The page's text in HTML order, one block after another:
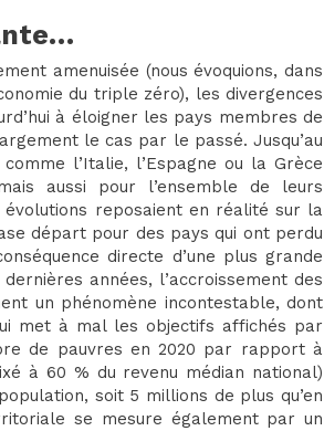
amenuisée (nous évoquions, dans
du triple zéro), les divergences
à éloigner les pays membres de
le cas par le passé. Jusqu’au
l’Italie, l’Espagne ou la Grèce
aussi pour l’ensemble de leurs
reposaient en réalité sur la
départ pour des pays qui ont perdu
directe d’une plus grande
années, l’accroissement des
un phénomène incontestable, dont
met à mal les objectifs affichés par
de pauvres en 2020 par rapport à
à 60 % du revenu médian national)
soit 5 millions de plus qu’en
se mesure également par un